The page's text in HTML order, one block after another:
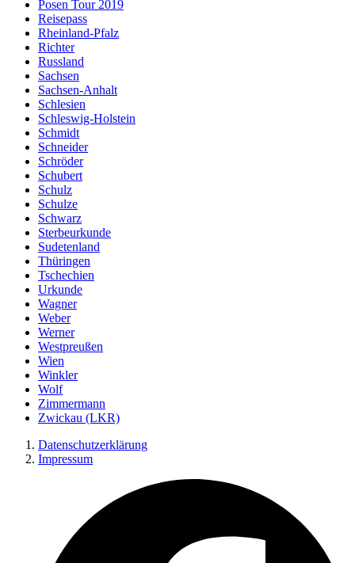
Posen Tour 2019
Reisepass
Rheinland-Pfalz
Richter
Russland
Sachsen
Sachsen-Anhalt
Schlesien
Schleswig-Holstein
Schmidt
Schneider
Schröder
Schubert
Schulz
Schulze
Schwarz
Sterbeurkunde
Sudetenland
Thüringen
Tschechien
Urkunde
Wagner
Weber
Werner
Westpreußen
Wien
Winkler
Wolf
Zimmermann
Zwickau (LKR)
Datenschutzerklärung
Impressum